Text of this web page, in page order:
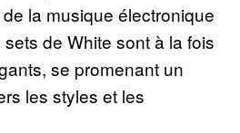
la musique électronique
de White sont à la fois
se promenant un
les styles et les